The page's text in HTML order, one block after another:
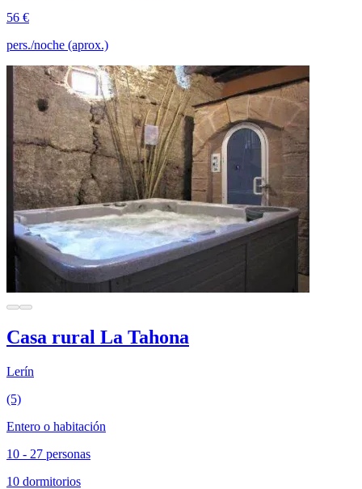
56 €
pers./noche (aprox.)
Casa rural La Tahona
Lerín
(5)
Entero o habitación
10 - 27 personas
10 dormitorios